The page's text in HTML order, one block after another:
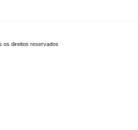
os direitos reservados